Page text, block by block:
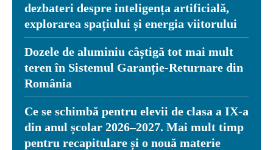
dezbateri despre inteligența artificială,
explorarea spațiului și energia viitorului
Dozele de aluminiu câștigă tot mai mult
teren în Sistemul Garanție-Returnare din
România
Ce se schimbă pentru elevii de clasa a IX-a
din anul școlar 2026–2027. Mai mult timp
pentru recapitulare și o nouă materie